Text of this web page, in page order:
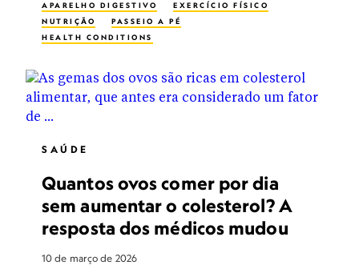
APARELHO DIGESTIVO
EXERCÍCIO FÍSICO
NUTRIÇÃO
PASSEIO A PÉ
HEALTH CONDITIONS
SAÚDE
Quantos ovos comer por dia
sem aumentar o colesterol? A
resposta dos médicos mudou
10 de março de 2026